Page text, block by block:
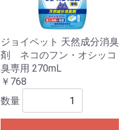
ジョイペット 天然成分消臭
剤 ネコのフン・オシッコ
臭専用 270mL
￥768
数量